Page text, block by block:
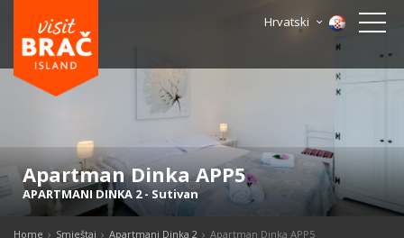
Hrvatski
Apartman Dinka APP5
APARTMANI DINKA 2-Sutivan
Home Smještaj Apartmani Dinka 2 Apartman Dinka APP5